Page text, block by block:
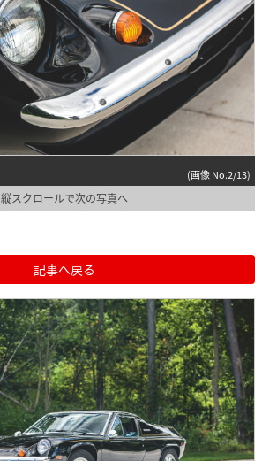
(画像 No.2/13)
縦スクロールで次の写真へ
記事へ戻る